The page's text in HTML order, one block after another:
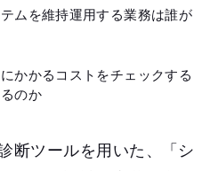
ムを維持運用する業務は誰が
かかるコストをチェックする
のか
断ツールを用いた、「シ